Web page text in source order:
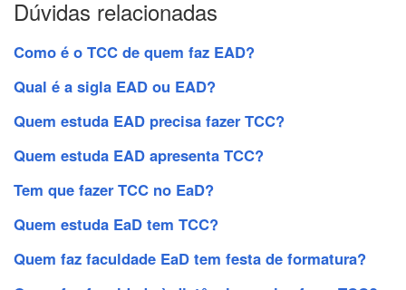
Dúvidas relacionadas
Como é o TCC de quem faz EAD?
Qual é a sigla EAD ou EAD?
Quem estuda EAD precisa fazer TCC?
Quem estuda EAD apresenta TCC?
Tem que fazer TCC no EaD?
Quem estuda EaD tem TCC?
Quem faz faculdade EaD tem festa de formatura?